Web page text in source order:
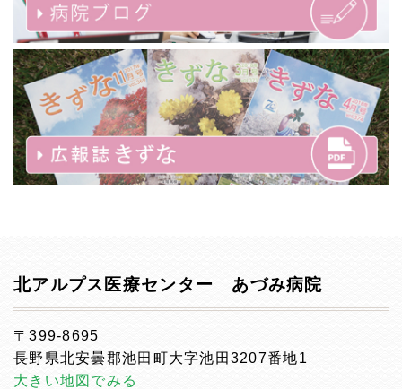
北アルプス医療センター あづみ病院
〒399-8695
長野県北安曇郡池田町大字池田3207番地1
大きい地図でみる